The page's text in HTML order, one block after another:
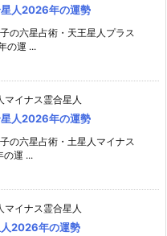
人2026年の運勢
の六星占術・天王星人プラス
の運 ...
マイナス霊合星人
人2026年の運勢
の六星占術・土星人マイナス
の運 ...
マイナス霊合星人
2026年の運勢